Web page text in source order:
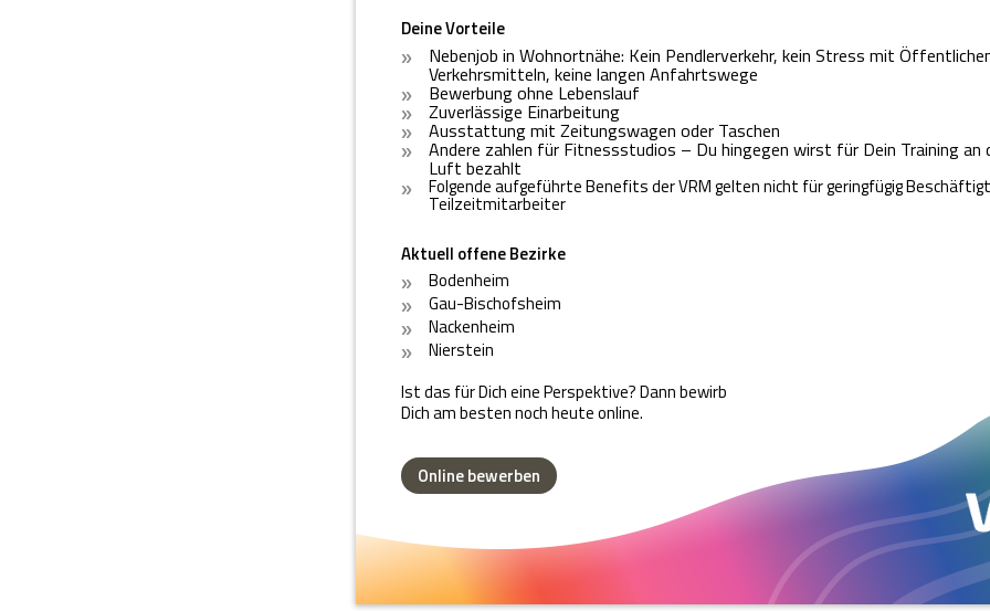
Deine Vorteile
Nebenjob in Wohnortnähe: Kein Pendlerverkehr, kein Stress mit
Verkehrsmitteln, keine langen Anfahrtswege
Bewerbung ohne Lebenslauf
Zuverlässige Einarbeitung
Ausstattung mit Zeitungswagen oder Taschen
Andere zahlen für Fitnessstudios – Du hingegen wirst für Dein Training an
Luft bezahlt
Folgende aufgeführte Benefits der VRM gelten nicht für geringfügig
Teilzeitmitarbeiter
Aktuell offene Bezirke
Bodenheim
Gau-Bischofsheim
Nackenheim
Nierstein
Ist das für Dich eine Perspektive? Dann bewirb
Dich am besten noch heute online.
Online bewerben